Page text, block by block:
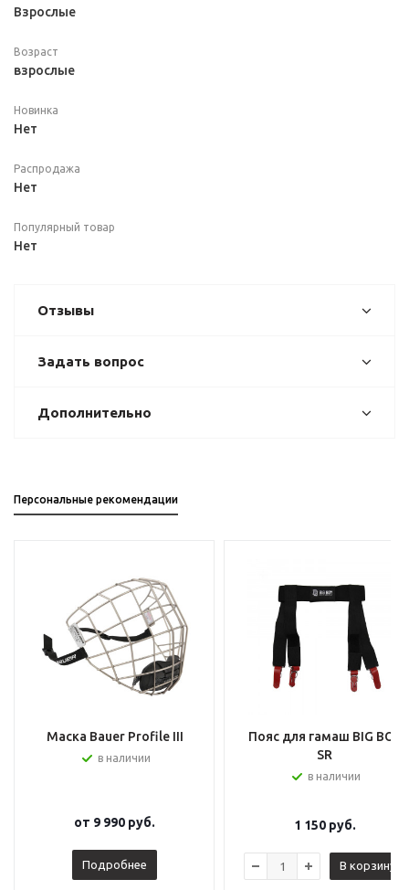
Взрослые
Возраст
взрослые
Новинка
Нет
Распродажа
Нет
Популярный товар
Нет
Отзывы
Задать вопрос
Дополнительно
Персональные рекомендации
Маска Bauer Profile III
в наличии
от 9 990 руб.
Подробнее
Пояс для гамаш BIG BOY
SR
в наличии
1 150руб.
В корзину